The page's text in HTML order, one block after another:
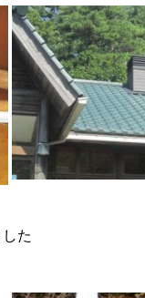
た